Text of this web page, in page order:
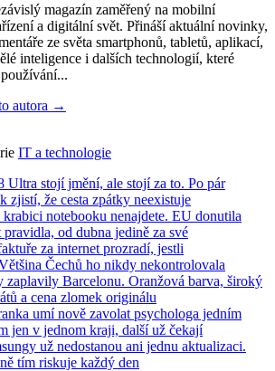
magazín zaměřený na mobilní
a digitální svět. Přináší aktuální novinky,
ze světa smartphonů, tabletů, aplikací,
inteligence i dalších technologií, které
autora →
IT a technologie
Ultra stojí jmění, ale stojí za to. Po pár
zjistí, že cesta zpátky neexistuje
notebooku nenajdete. EU donutila
od dubna jedině za své
za internet prozradí, jestli
Čechů ho nikdy nekontrolovala
zaplavily Barcelonu. Oranžová barva, široký
a cena zlomek originálu
umí nově zavolat psychologa jedním
jen v jednom kraji, další už čekají
už nedostanou ani jednu aktualizaci.
tím riskuje každý den